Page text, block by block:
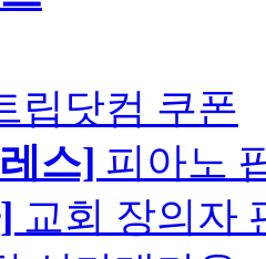
립닷컴 쿠폰
스] 피아노
교회 장의자